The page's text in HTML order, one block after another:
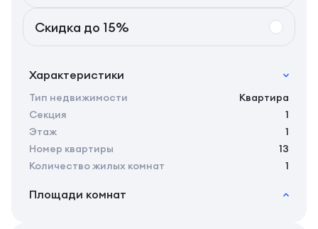
Скидка до 15%
Характеристики
Тип недвижимости
Квартира
Секция
1
Этаж
1
Номер квартиры
13
Количество жилых комнат
1
Площади комнат